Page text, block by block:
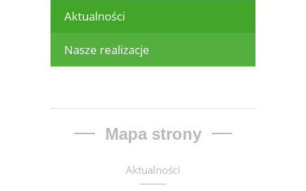
Aktualności
Nasze realizacje
Mapa strony
Aktualności